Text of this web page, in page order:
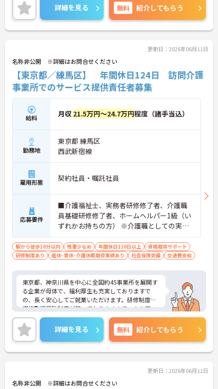
ご興味のある方は是非お気軽にお問い合わせ下さ
い。
詳細を見る 無料 紹介してもらう
更新日：2026年06月11日
名称非公開 ※詳細はお問合せください
【東京都／練馬区】 年間休日124日 訪問介護
事業所でのサービス提供責任者募集
給料 月収 21.5万円～24.7万円程度（諸手当込）
勤務地
東京都 練馬区
西武新宿線
雇用形態 契約社員・嘱託社員
応募要件
■介護福祉士、実務者研修修了者、介護職
員基礎研修修了者、ホームヘルパー1級（い
ずれかお持ちの方） ※介護職としての実務
経験者 ※サービス提供責任者・訪問介護員
としての実務経験者歓迎
駅から徒歩10分以内 残業少なめ 年間休日110日以上
資格取得サポート
研修制度あり
産休･育休･介護休暇取得実績あり 社会保険完備 交通費支給
東京都、神奈川県を中心に全国約45事業所を展開す
る企業が母体で、福利厚生も充実しておりますで
の、長く安心してご就業いただけます。研修制度や
資格取得奨励制度が整っておりますのでスキルアッ
プも目指せる環境です。
ご興味のある方は是非お気軽にお問い合わせ下さ
い。
詳細を見る 無料 紹介してもらう
更新日：2026年06月11日
名称非公開 ※詳細はお問合せください